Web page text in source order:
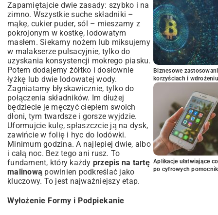
Zapamiętajcie dwie zasady: szybko i na
zimno. Wszystkie suche składniki –
mąkę, cukier puder, sól – mieszamy z
pokrojonym w kostkę, lodowatym
masłem. Siekamy nożem lub miksujemy
w malakserze pulsacyjnie, tylko do
uzyskania konsystencji mokrego piasku.
Potem dodajemy żółtko i dosłownie
łyżkę lub dwie lodowatej wody.
Zagniatamy błyskawicznie, tylko do
połączenia składników. Im dłużej
będziecie je męczyć ciepłem swoich
dłoni, tym twardsze i gorsze wyjdzie.
Uformujcie kulę, spłaszczcie ją na dysk,
zawińcie w folię i hyc do lodówki.
Minimum godzina. A najlepiej dwie, albo
i całą noc. Bez tego ani rusz. To
fundament, który każdy przepis na tartę
malinową powinien podkreślać jako
kluczowy. To jest najważniejszy etap.
Wyłożenie Formy i Podpiekanie
Biznesowe
korzyściach i wdrożeniu
Aplikacje ułatwiające
po cyfrowych